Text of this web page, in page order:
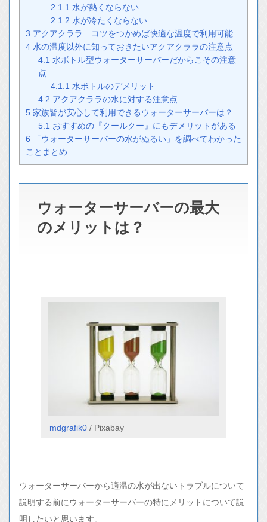
2.1.1 水が熱くならない
2.1.2 水が冷たくならない
3 アクアクララ コツをつかめば快適な温度で利用可能
4 水の温度以外に知っておきたいアクアクララの注意点
4.1 水ボトル型ウォーターサーバーだからこその注意
点
4.1.1 水ボトルのデメリット
4.2 アクアクララの水に対する注意点
5 家族皆が安心して利用できるウォーターサーバーは？
5.1 おすすめの『クールクー』にもデメリットがある
6 「ウォーターサーバーの水がぬるい」を調べてわかった
ことまとめ
ウォーターサーバーの最大
のメリットは？
mdgrafik0 / Pixabay
ウォーターサーバーから適温の水が出ないトラブルについて
説明する前にウォーターサーバーの特にメリットについて説
明したいと思います。